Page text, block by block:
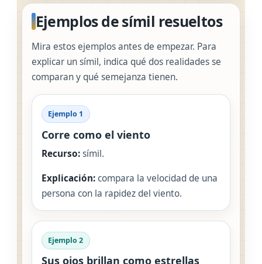
Ejemplos de símil resueltos
Mira estos ejemplos antes de empezar. Para
explicar un símil, indica qué dos realidades se
comparan y qué semejanza tienen.
Ejemplo 1
Corre como el viento
Recurso:símil.
Explicación:compara la velocidad de una
persona con la rapidez del viento.
Ejemplo 2
Sus ojos brillan como estrellas